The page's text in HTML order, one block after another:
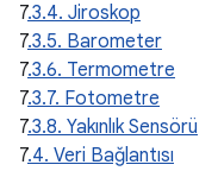
7.3.4. Jiroskop
7.3.5. Barometer
7.3.6. Termometre
7.3.7. Fotometre
7.3.8. Yakınlık Sensörü
7.4. Veri Bağlantısı